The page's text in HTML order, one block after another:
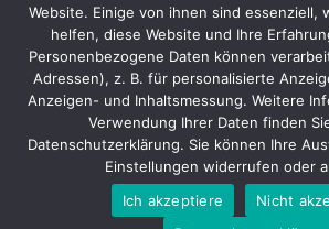
Website. Einige von ihnen sind essenziell,
helfen, diese Website und Ihre
Personenbezogene Daten können
Adressen), z. B. für personalisierte
Anzeigen- und Inhaltsmessung. Weitere
Verwendung Ihrer Daten finden
Datenschutzerklärung. Sie können Ihre
Einstellungen widerrufen oder
Ich akzeptiere
Nicht